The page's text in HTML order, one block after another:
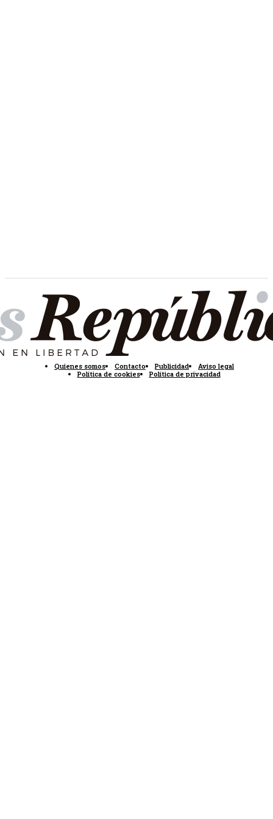
Quienes somos Contacto Publicidad
Aviso legal
Política de cookies
Política de privacidad